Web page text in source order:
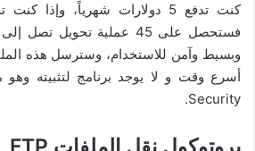
فستحصل على 45 عملية تحويل تصل إلى 8 جيجابايت وهو
وبسيط وآمن للاستخدام، وسترسل هذه
أسرع وقت و
Security.